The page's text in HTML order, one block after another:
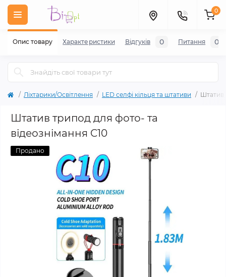
0
Ліхтарики/Освітлення LED селфі кільця та штативи Штатив
Штатив трипод для фото- та
відеознімання C10
Продано
Опис товару Характеристики Відгуків 0 Питання 0